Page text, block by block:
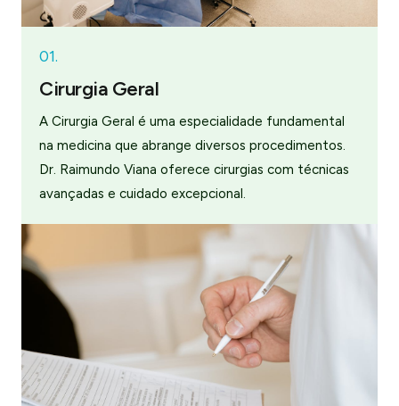
01.
Cirurgia Geral
A Cirurgia Geral é uma especialidade fundamental
na medicina que abrange diversos procedimentos.
Dr. Raimundo Viana oferece cirurgias com técnicas
avançadas e cuidado excepcional.